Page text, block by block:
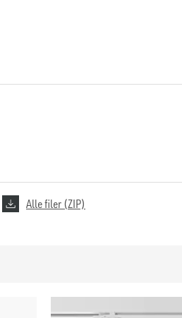
Alle filer (ZIP)